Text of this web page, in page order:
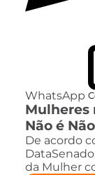
WhatsApp
Mulheres
Não é
De acordo
da Mulher